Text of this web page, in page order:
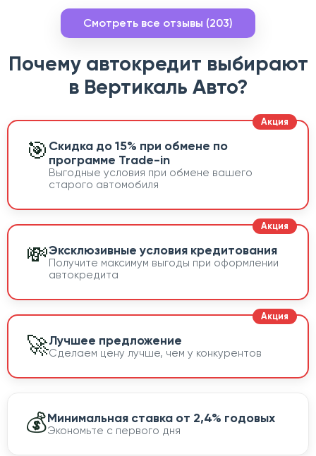
Смотреть все отзывы (203)
Почему автокредит выбирают
в Вертикаль Авто?
🎯 Скидка до 15% при обмене по
программе Trade-in
Выгодные условия при обмене вашего
старого автомобиля
💸Эксклюзивные условия кредитования
Получите максимум выгоды при оформлении
автокредита
🚀Лучшее предложение
Сделаем цену лучше, чем у конкурентов
💰Минимальная ставка от 2,4% годовых
Экономьте с первого дня